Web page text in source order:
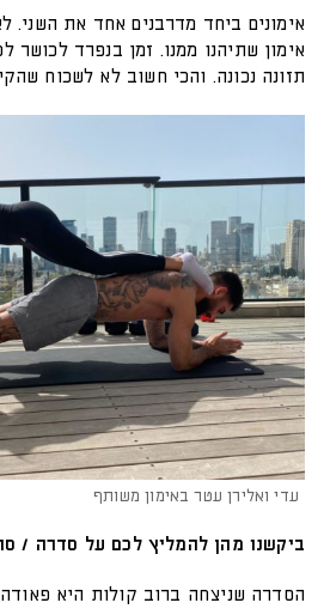
אימונים ביחד מדרבנים אחד את השני.
אימון שתיהנו ממנו. זמן בנפרד לכושר
תזונה נכונה. והכי חשוב לא לשכוח
עדי ואלירן עטר באימון משותף
ביקשנו מהן להמליץ לכם על סדרה /
הסדרה שניצחה ברוב קולות היא